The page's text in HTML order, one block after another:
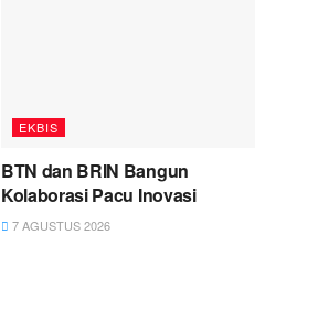
EKBIS
BTN dan BRIN Bangun
Kolaborasi Pacu Inovasi
7 AGUSTUS 2026